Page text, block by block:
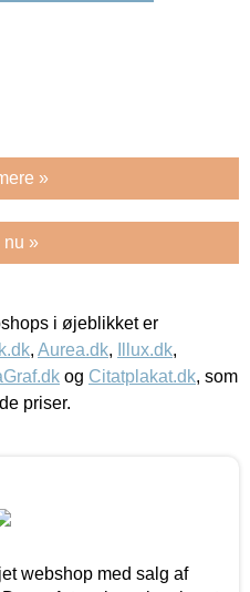
»
nu »
i øjeblikket er
, Aurea.dk, Illux.dk,
og Citatplakat.dk, som
priser.
webshop med salg af